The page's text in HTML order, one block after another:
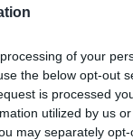
of your
the below opt-out
is processed
utilized by us
may separately
πυρός και θα
μας ευλογεί
νωρίτερα